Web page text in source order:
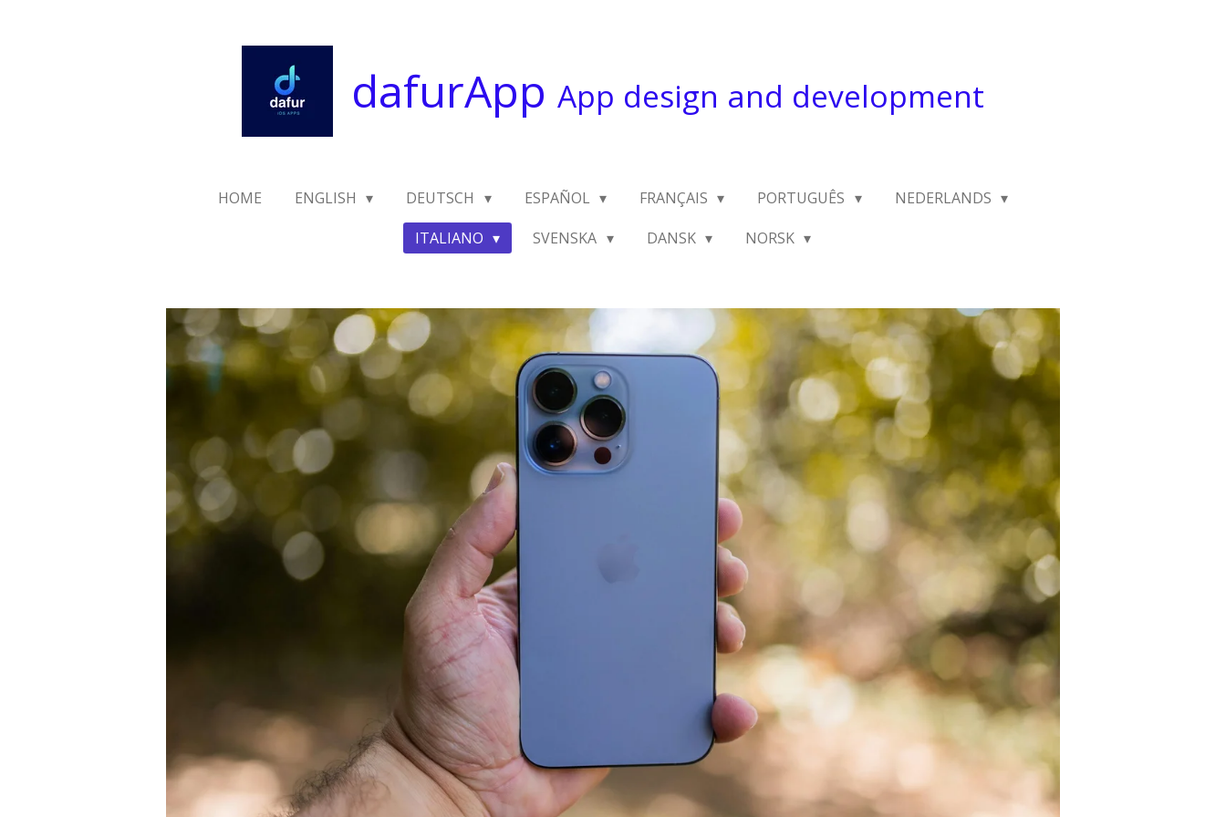
dafurApp App design and development
HOME ENGLISH DEUTSCH ESPAÑOL FRANÇAIS PORTUGUÊS
NEDERLANDS
ITALIANO
SVENSKA DANSK NORSK